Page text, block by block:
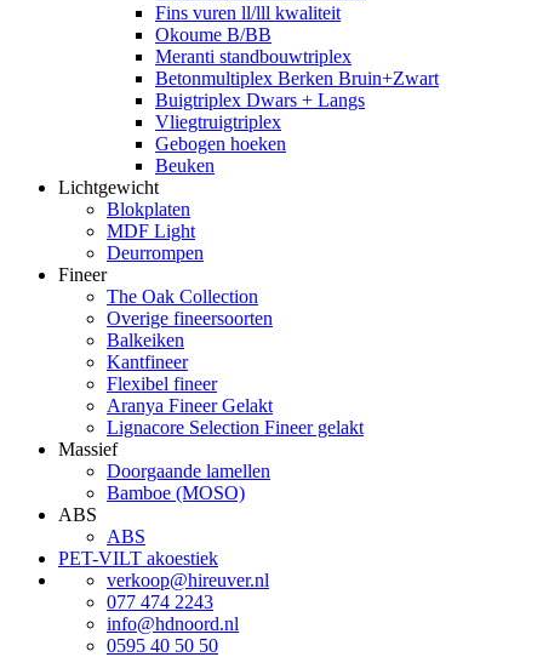
Fins vuren ll/lll kwaliteit
Okoume B/BB
Meranti standbouwtriplex
Betonmultiplex Berken Bruin+Zwart
Buigtriplex Dwars + Langs
Vliegtruigtriplex
Gebogen hoeken
Beuken
Lichtgewicht
Blokplaten
MDF Light
Deurrompen
Fineer
The Oak Collection
Overige fineersoorten
Balkeiken
Kantfineer
Flexibel fineer
Aranya Fineer Gelakt
Lignacore Selection Fineer gelakt
Massief
Doorgaande lamellen
Bamboe (MOSO)
ABS
ABS
PET-VILT akoestiek
verkoop@hireuver.nl
077 474 2243
info@hdnoord.nl
0595 40 50 50